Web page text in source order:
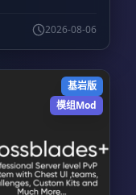
2026-08-06
基岩版
模组Mod